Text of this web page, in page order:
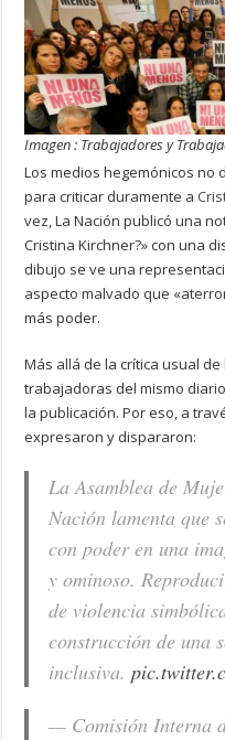
Imagen : Trabajadores y
Los medios hegemónicos
para criticar duramente a
vez, La Nación publicó una
Cristina Kirchner?» con una
dibujo se ve una
aspecto malvado que
más poder.
Más allá de la crítica usual
trabajadoras del mismo
la publicación. Por eso, a
expresaron y dispararon:
La Asamblea de
Nación lamenta que
con poder en una
y ominoso.
de violencia
construcción de una
inclusiva.
— Comisión Interna